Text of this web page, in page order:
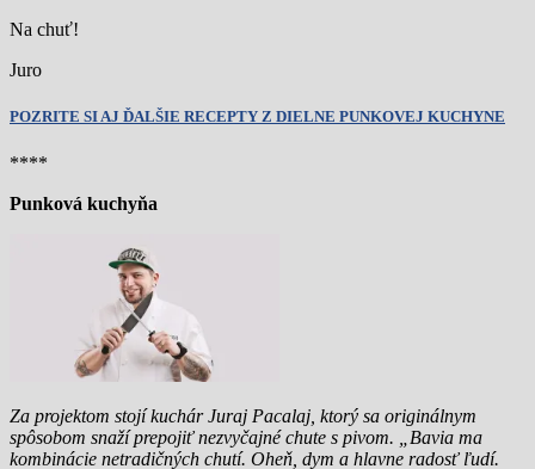
Na chuť!
Juro
POZRITE SI AJ ĎALŠIE RECEPTY Z DIELNE PUNKOVEJ KUCHYNE
****
Punková kuchyňa
Za projektom stojí kuchár Juraj Pacalaj, ktorý sa originálnym
spôsobom snaží prepojiť nezvyčajné chute s pivom. „Bavia ma
kombinácie netradičných chutí. Oheň, dym a hlavne radosť ľudí.